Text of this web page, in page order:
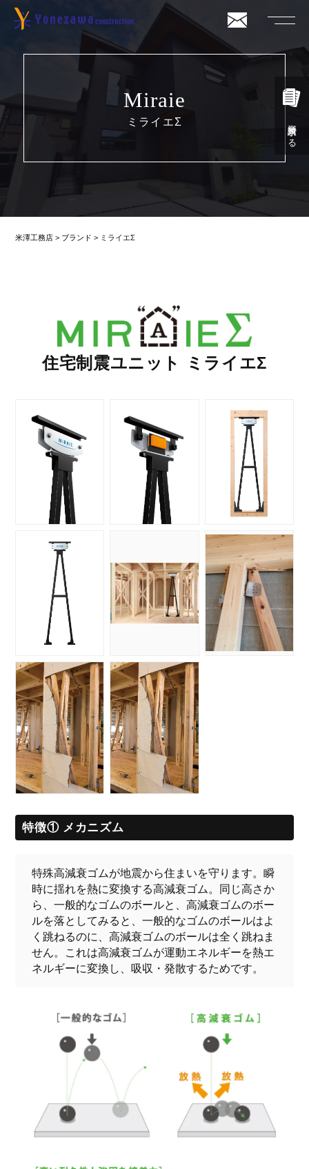
資料請求する
Miraie
ミライエΣ
米澤工務店 > ブランド > ミライエΣ
住宅制震ユニット ミライエΣ
特徴① メカニズム
特殊高減衰ゴムが地震から住まいを守ります。瞬
時に揺れを熱に変換する高減衰ゴム。同じ高さか
ら、一般的なゴムのボールと、高減衰ゴムのボー
ルを落としてみると、一般的なゴムのボールはよ
く跳ねるのに、高減衰ゴムのボールは全く跳ねま
せん。これは高減衰ゴムが運動エネルギーを熱エ
ネルギーに変換し、吸収・発散するためです。